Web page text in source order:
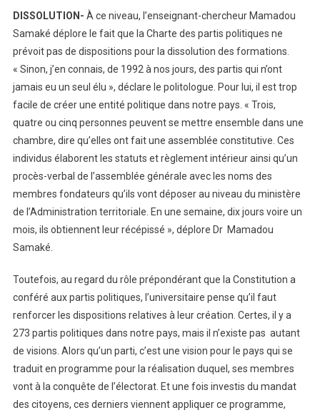
DISSOLUTION- À ce niveau, l’enseignant-chercheur Mamadou
Samaké déplore le fait que la Charte des partis politiques ne
prévoit pas de dispositions pour la dissolution des formations.
« Sinon, j’en connais, de 1992 à nos jours, des partis qui n’ont
jamais eu un seul élu », déclare le politologue. Pour lui, il est trop
facile de créer une entité politique dans notre pays. « Trois,
quatre ou cinq personnes peuvent se mettre ensemble dans une
chambre, dire qu’elles ont fait une assemblée constitutive. Ces
individus élaborent les statuts et règlement intérieur ainsi qu’un
procès-verbal de l’assemblée générale avec les noms des
membres fondateurs qu’ils vont déposer au niveau du ministère
de l’Administration territoriale. En une semaine, dix jours voire un
mois, ils obtiennent leur récépissé », déplore Dr Mamadou
Samaké.
Toutefois, au regard du rôle prépondérant que la Constitution a
conféré aux partis politiques, l’universitaire pense qu’il faut
renforcer les dispositions relatives à leur création. Certes, il y a
273 partis politiques dans notre pays, mais il n’existe pas autant
de visions. Alors qu’un parti, c’est une vision pour le pays qui se
traduit en programme pour la réalisation duquel, ses membres
vont à la conquête de l’électorat. Et une fois investis du mandat
des citoyens, ces derniers viennent appliquer ce programme,